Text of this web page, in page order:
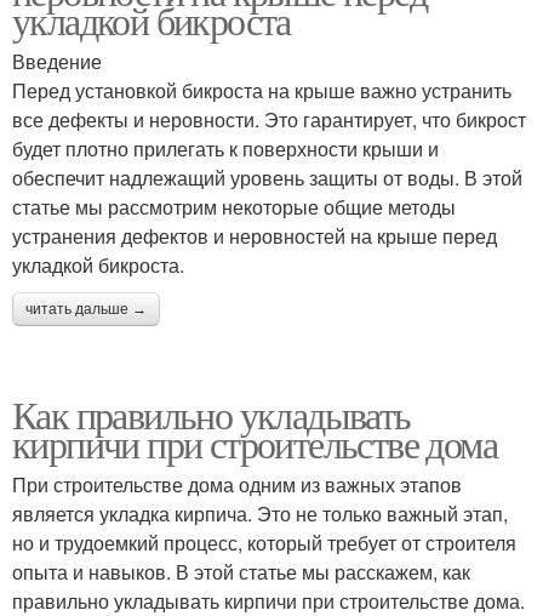
укладкой бикроста
Введение
Перед установкой бикроста на крыше важно устранить
все дефекты и неровности. Это гарантирует, что бикрост
будет плотно прилегать к поверхности крыши и
обеспечит надлежащий уровень защиты от воды. В этой
статье мы рассмотрим некоторые общие методы
устранения дефектов и неровностей на крыше перед
укладкой бикроста.
читать дальше →
Как правильно укладывать
кирпичи при строительстве дома
При строительстве дома одним из важных этапов
является укладка кирпича. Это не только важный этап,
но и трудоемкий процесс, который требует от строителя
опыта и навыков. В этой статье мы расскажем, как
правильно укладывать кирпичи при строительстве дома.